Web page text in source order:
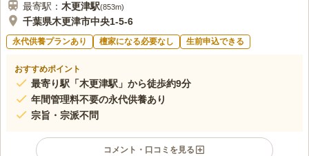
最寄駅： 木更津駅(853m)
千葉県木更津市中央1-5-6
永代供養プランあり 檀家になる必要なし 生前申込できる
おすすめポイント
最寄り駅「木更津駅」から徒歩約9分
年間管理料不要の永代供養あり
宗旨・宗派不問
コメント・口コミを見る